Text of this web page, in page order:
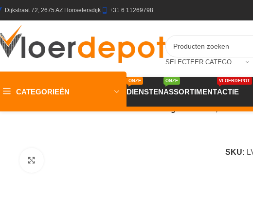
Dijkstraat 72, 2675 AZ Honselersdijk +31 6 11269798
CATEGORIEËN DIENSTEN
ONZE
ASSORTIMENT
ONZE
ACTIE
VLOERDEPOT
PVC Vloeren/LVT Design 340 DB 2,0mm/NS
SKU: